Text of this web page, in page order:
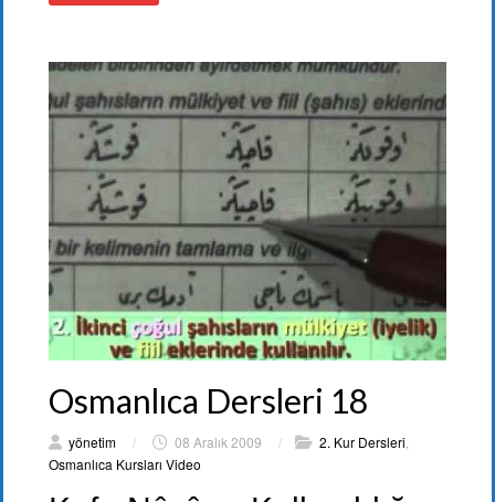
Osmanlıca Dersleri 18
yönetim / 08 Aralık 2009 / 2. Kur Dersleri
Osmanlıca Kursları Video